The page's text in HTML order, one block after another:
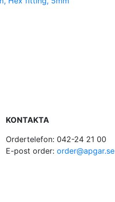
KONTAKTA
Ordertelefon: 042-24 21 00
E-post order: order@apgar.se